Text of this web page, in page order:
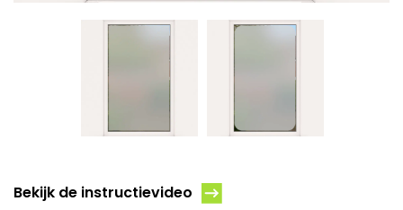
Bekijk de instructievideo